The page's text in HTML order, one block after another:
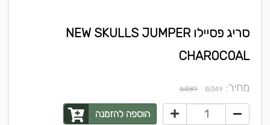
סריג פסיילו NEW SKULLS JUMPER
CHAROCOAL
מחיר: ₪349
₪389
הוספה להזמנה